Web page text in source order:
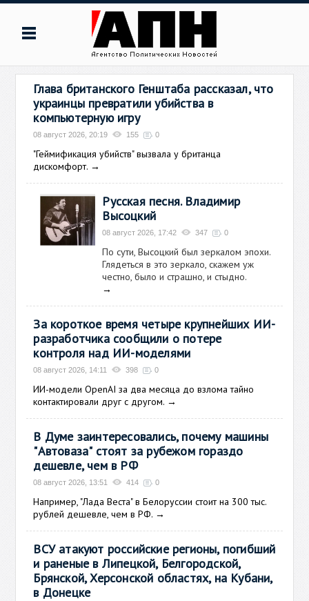
Глава британского Генштаба рассказал, что
украинцы превратили убийства в
компьютерную игру
08 август 2026, 20:19 155 0
"Геймификация убийств" вызвала у британца
дискомфорт. →
Русская песня. Владимир
Высоцкий
08 август 2026, 17:42 347 0
По сути, Высоцкий был зеркалом эпохи.
Глядеться в это зеркало, скажем уж
честно, было и страшно, и стыдно.
→
За короткое время четыре крупнейших ИИ-
разработчика сообщили о потере
контроля над ИИ-моделями
08 август 2026, 14:11 398 0
ИИ-модели OpenAI за два месяца до взлома тайно
контактировали друг с другом. →
В Думе заинтересовались, почему машины
"Автоваза" стоят за рубежом гораздо
дешевле, чем в РФ
08 август 2026, 13:51 414 0
Например, "Лада Веста" в Белоруссии стоит на 300 тыс.
рублей дешевле, чем в РФ. →
ВСУ атакуют российские регионы, погибший
и раненые в Липецкой, Белгородской,
Брянской, Херсонской областях, на Кубани,
в Донецке